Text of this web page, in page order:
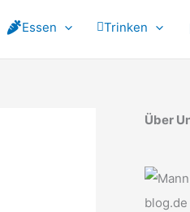
Essen Trinken
Über